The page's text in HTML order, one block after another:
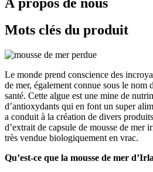
Mots clés du produit
Le monde prend conscience des
de mer, également connue sous le nom
santé. Cette algue est une mine de
d’antioxydants qui en font un super
a conduit à la création de divers
d’extrait de capsule de mousse de mer
très vendue biologiquement en vrac.
Qu’est-ce que la mousse de mer